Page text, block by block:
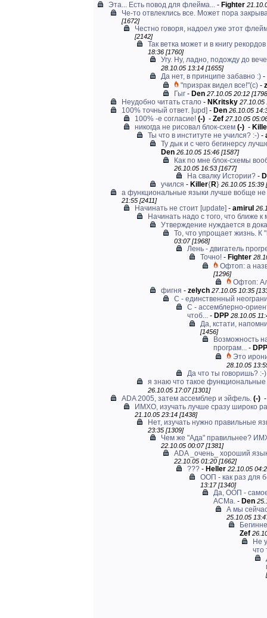
Эта... Есть повод для флейма... - Fighter
Че-то отвлеклись все. Может пора
[1672]
Честно говоря, надоел уже этот
[2142]
Так ветка может и в книгу
18:36 [1760]
Угу. Ну, ладно, подожду до
28.10.05 13:14 [1655]
Да нет, в принципе забавно :) -
"призрак видел все!"(с) -
Гыг - Den 27.10.05 20:12
Неудобно читать стало - NKritsky 27.10.05
100% точный ответ. [upd] - Den 26.10.05
100% -е согласие! (-) - Zef 27.10.05
никогда не рисовал блок-схем (-) -
Ты что в институте не учился? :-) -
Ту дык и с чего бегинерсу
Den 26.10.05 15:46 [1587]
Как по мне блок-схемы
26.10.05 16:53 [1677]
На свалку Истории? -
учился - Killer{R} 26.10.05 15:39
а функциональные языки лучше вобще не
21:55 [2411]
Начинать не стоит [update] - amirul
Начинать надо с того, что ближе
Утверждение нуждается в
То, что упрощает жизнь. К
03:07 [1968]
Лень - двигатель
Точно! - Fighter
Офтоп: а
[1296]
Офтоп:
фигня - zelych 27.10.05 10:35
С - единственный
C - ассемблерно-
чтоб... - DPP 28.10.05
Да, кстати,
[1456]
Возможность
програм... - DPP
Это
28.10.05
Да что ты говоришь? :-)
я знаю что такое
26.10.05 17:07 [1301]
ADA 2005, затем ассемблер и эйфель. (-)
ИМХО, изучать лучше сразу широко
21.10.05 23:14 [1438]
Нет, изучать нужно правильные
23:35 [1309]
Чем же "Ада" правильнее?
22.10.05 00:07 [1381]
ADA _очень_ хороший
22.10.05 01:20 [1662]
??? - Heller 22.10.05
ООП - как раз для
13:17 [1340]
Да, ООП - самое
АСМа. - Den
А мы
25.10.05
Zef
Не
что